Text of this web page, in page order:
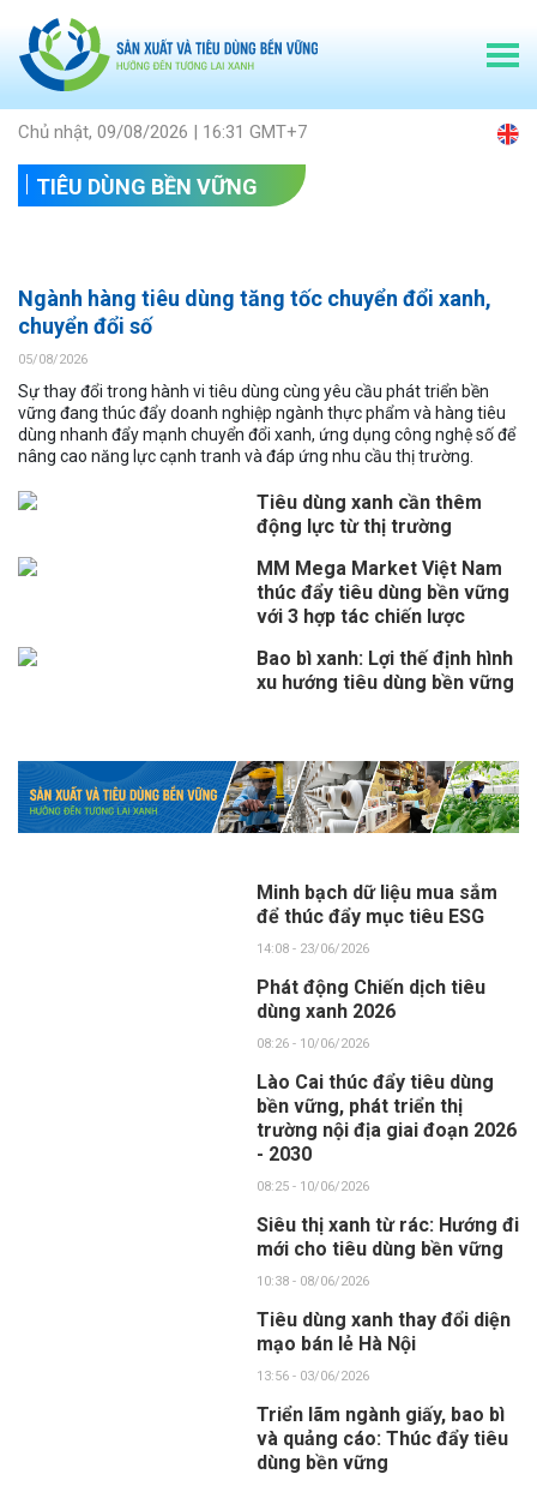
Chủ nhật, 09/08/2026 | 16:31 GMT+7
TIÊU DÙNG BỀN VỮNG
Ngành hàng tiêu dùng tăng tốc chuyển đổi xanh,
chuyển đổi số
05/08/2026
Sự thay đổi trong hành vi tiêu dùng cùng yêu cầu phát triển bền
vững đang thúc đẩy doanh nghiệp ngành thực phẩm và hàng tiêu
dùng nhanh đẩy mạnh chuyển đổi xanh, ứng dụng công nghệ số để
nâng cao năng lực cạnh tranh và đáp ứng nhu cầu thị trường.
Tiêu dùng xanh cần thêm
động lực từ thị trường
MM Mega Market Việt Nam
thúc đẩy tiêu dùng bền vững
với 3 hợp tác chiến lược
Bao bì xanh: Lợi thế định hình
xu hướng tiêu dùng bền vững
Minh bạch dữ liệu mua sắm
để thúc đẩy mục tiêu ESG
14:08 - 23/06/2026
Phát động Chiến dịch tiêu
dùng xanh 2026
08:26 - 10/06/2026
Lào Cai thúc đẩy tiêu dùng
bền vững, phát triển thị
trường nội địa giai đoạn 2026
- 2030
08:25 - 10/06/2026
Siêu thị xanh từ rác: Hướng đi
mới cho tiêu dùng bền vững
10:38 - 08/06/2026
Tiêu dùng xanh thay đổi diện
mạo bán lẻ Hà Nội
13:56 - 03/06/2026
Triển lãm ngành giấy, bao bì
và quảng cáo: Thúc đẩy tiêu
dùng bền vững